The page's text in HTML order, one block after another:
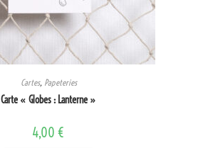
Cartes, Papeteries
Carte « Globes : Lanterne »
4,00 €